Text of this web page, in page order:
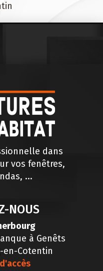
dans
vos fenêtres,
...
NOUS
à Genêts
en-Cotentin